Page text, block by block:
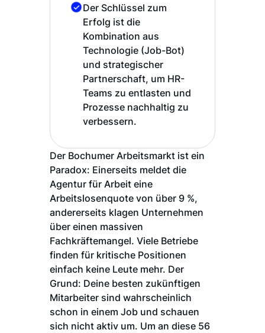
Der Schlüssel zum
Erfolg ist die
Kombination aus
Technologie (Job-Bot)
und strategischer
Partnerschaft, um HR-
Teams zu entlasten und
Prozesse nachhaltig zu
verbessern.
Der Bochumer Arbeitsmarkt ist ein
Paradox: Einerseits meldet die
Agentur für Arbeit eine
Arbeitslosenquote von über 9 %,
andererseits klagen Unternehmen
über einen massiven
Fachkräftemangel. Viele Betriebe
finden für kritische Positionen
einfach keine Leute mehr. Der
Grund: Deine besten zukünftigen
Mitarbeiter sind wahrscheinlich
schon in einem Job und schauen
sich nicht aktiv um. Um an diese 56